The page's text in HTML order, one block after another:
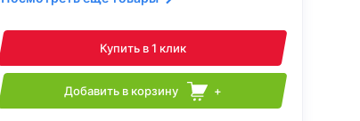
Купить в 1 клик
Добавить в корзину +